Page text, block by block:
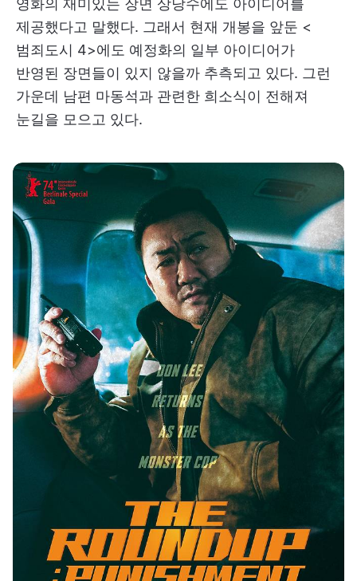
영화의 재미있는 장면 상당수에도 아이디어를
제공했다고 말했다. 그래서 현재 개봉을 앞둔 <
범죄도시 4>에도 예정화의 일부 아이디어가
반영된 장면들이 있지 않을까 추측되고 있다. 그런
가운데 남편 마동석과 관련한 희소식이 전해져
눈길을 모으고 있다.